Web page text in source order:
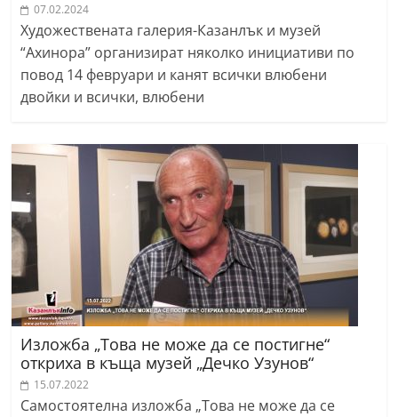
07.02.2024
Художествената галерия-Казанлък и музей
“Ахинора” организират няколко инициативи по
повод 14 февруари и канят всички влюбени
двойки и всички, влюбени
Изложба „Това не може да се постигне“
откриха в къща музей „Дечко Узунов“
15.07.2022
Самостоятелна изложба „Това не може да се